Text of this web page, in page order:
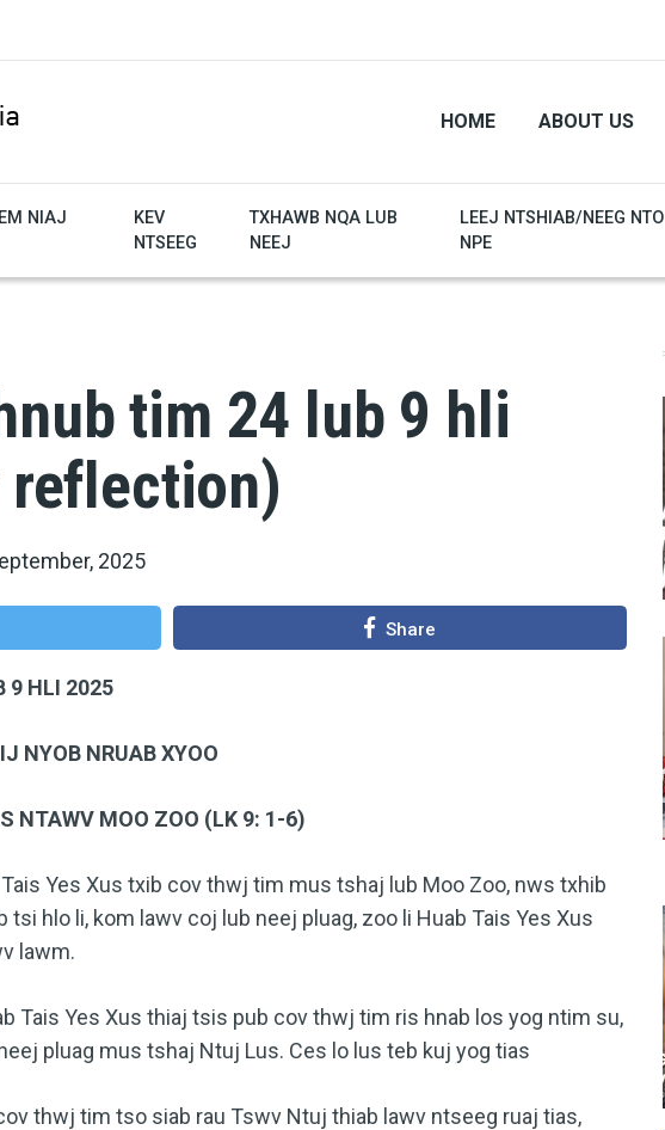
HOME ABOUT US
NIAJ
KEV
NTSEEG
TXHAWB NQA LUB
NEEJ
LEEJ NTSHIAB/NEEG NTO
NPE
tim 24 lub 9 hli
reflection)
2025
Share
9 HLI 2025
NYOB NRUAB XYOO
NTAWV MOO ZOO (LK 9: 1-6)
Yes Xus txib cov thwj tim mus tshaj lub Moo Zoo, nws txhib
hlo li, kom lawv coj lub neej pluag, zoo li Huab Tais Yes Xus
lawm.
Tais Yes Xus thiaj tsis pub cov thwj tim ris hnab los yog ntim su,
pluag mus tshaj Ntuj Lus. Ces lo lus teb kuj yog tias
thwj tim tso siab rau Tswv Ntuj thiab lawv ntseeg ruaj tias,